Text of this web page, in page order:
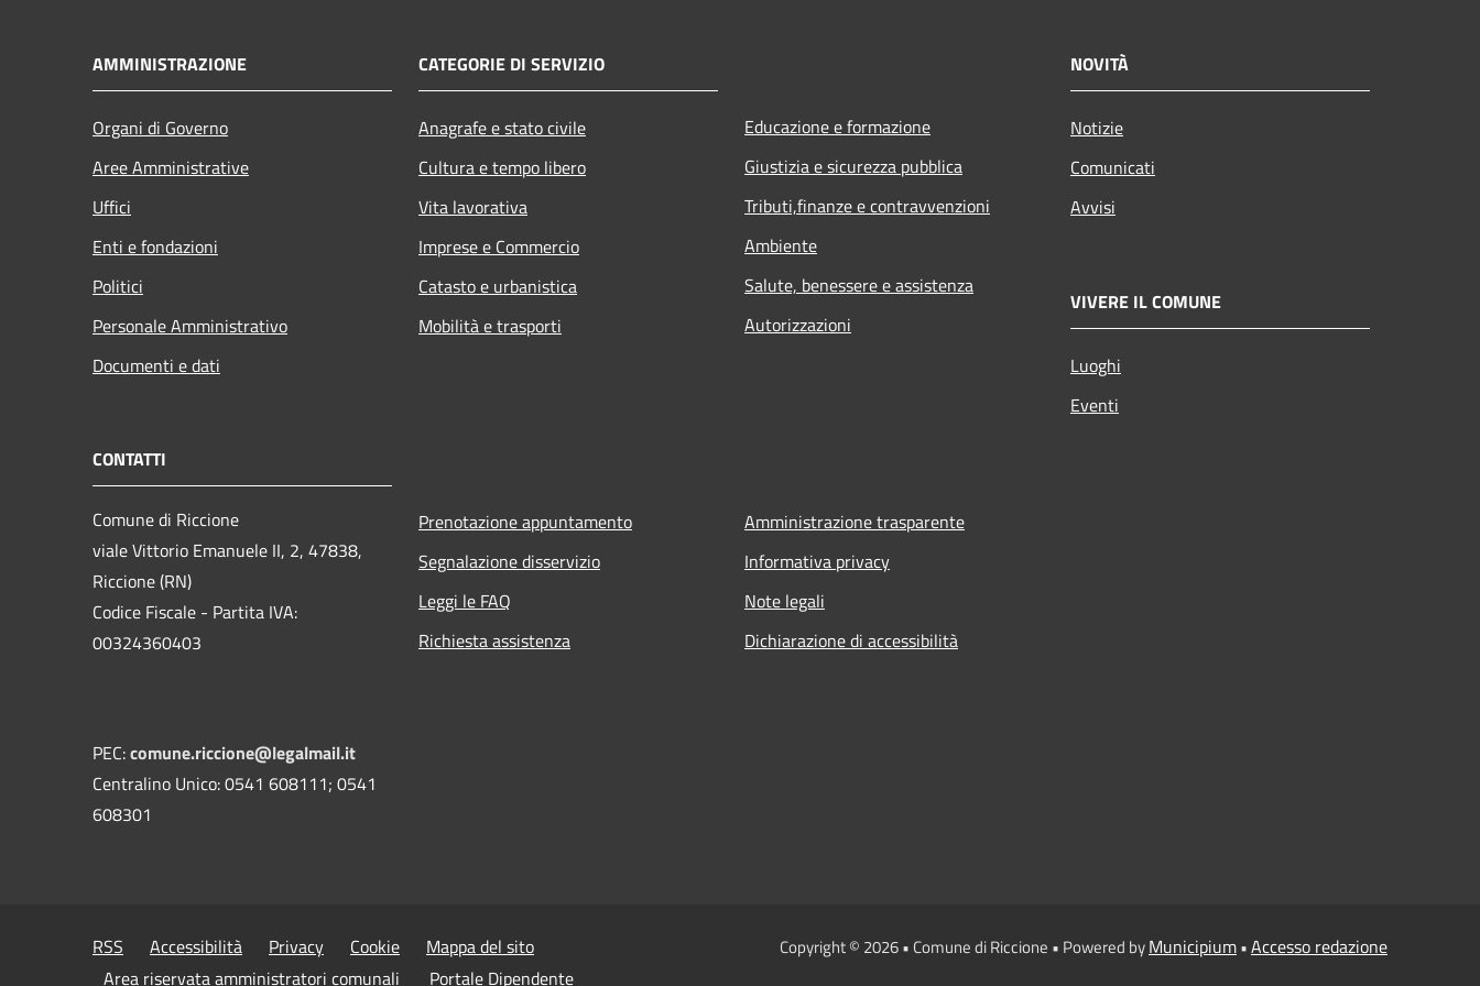
AMMINISTRAZIONE
Organi di Governo
Aree Amministrative
Uffici
Enti e fondazioni
Politici
Personale Amministrativo
Documenti e dati
CATEGORIE DI SERVIZIO
Anagrafe e stato civile
Cultura e tempo libero
Vita lavorativa
Imprese e Commercio
Catasto e urbanistica
Mobilità e trasporti
Educazione e formazione
Giustizia e sicurezza pubblica
Tributi,finanze e contravvenzioni
Ambiente
Salute, benessere e assistenza
Autorizzazioni
NOVITÀ
Notizie
Comunicati
Avvisi
VIVERE IL COMUNE
Luoghi
Eventi
CONTATTI
Comune di Riccione
viale Vittorio Emanuele II, 2, 47838,
Riccione (RN)
Codice Fiscale - Partita IVA:
00324360403
PEC:comune.riccione@legalmail.it
Centralino Unico: 0541 608111; 0541
608301
Prenotazione appuntamento
Segnalazione disservizio
Leggi le FAQ
Richiesta assistenza
Amministrazione trasparente
Informativa privacy
Note legali
Dichiarazione di accessibilità
RSS Accessibilità Privacy Cookie
Mappa del sito
Area riservata amministratori comunali
Portale Dipendente
Copyright © 2026 • Comune di Riccione • Powered byMunicipium•Accesso redazione